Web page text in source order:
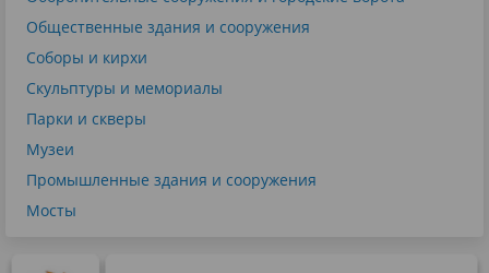
Общественные здания и сооружения
Соборы и кирхи
Скульптуры и мемориалы
Парки и скверы
Музеи
Промышленные здания и сооружения
Мосты